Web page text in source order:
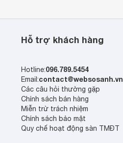
Hỗ trợ khách hàng
Hotline:096.789.5454
Email:contact@websosanh.vn
Các câu hỏi thường gặp
Chính sách bán hàng
Miễn trừ trách nhiệm
Chính sách bảo mật
Quy chế hoạt động sàn TMĐT